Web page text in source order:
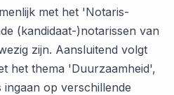
met het 'Notaris-
(kandidaat-)notarissen van
zijn. Aansluitend volgt
het thema 'Duurzaamheid',
op verschillende